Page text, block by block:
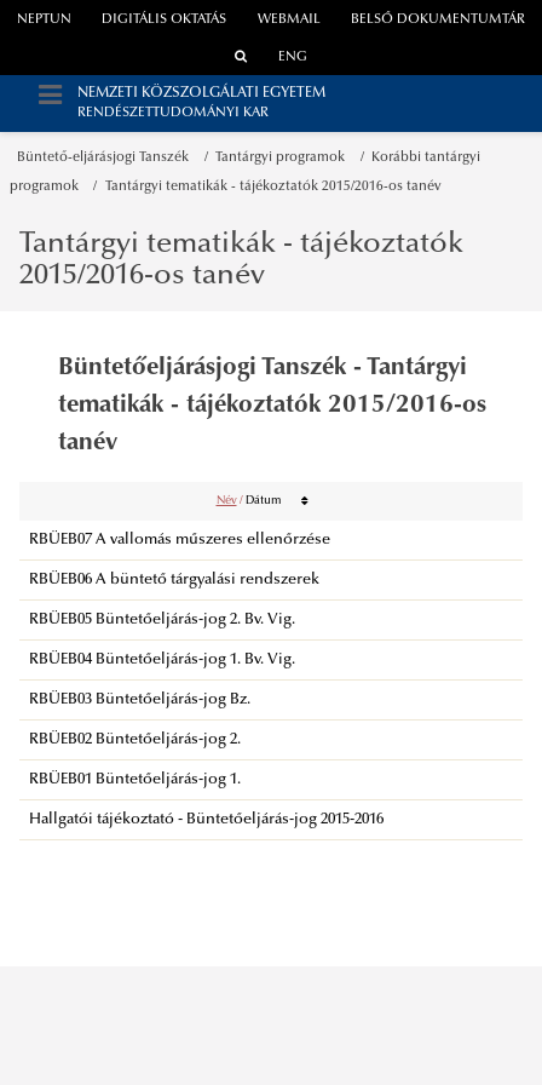
WEBMAIL
NEPTUN DIGITÁLIS OKTATÁS BELSŐ DOKUMENTUMTÁR
ENG
NEMZETI KÖZSZOLGÁLATI EGYETEM
RENDÉSZETTUDOMÁNYI KAR
Büntető-eljárásjogi Tanszék Tantárgyi programok Korábbi tantárgyi
programok Tantárgyi tematikák - tájékoztatók 2015/2016-os tanév
Tantárgyi tematikák - tájékoztatók
2015/2016-os tanév
Büntetőeljárásjogi Tanszék - Tantárgyi
tematikák - tájékoztatók 2015/2016-os
tanév
Név/ Dátum
RBÜEB07 A vallomás műszeres ellenőrzése
RBÜEB06 A büntető tárgyalási rendszerek
RBÜEB05 Büntetőeljárás-jog 2. Bv. Vig.
RBÜEB04 Büntetőeljárás-jog 1. Bv. Vig.
RBÜEB03 Büntetőeljárás-jog Bz.
RBÜEB02 Büntetőeljárás-jog 2.
RBÜEB01 Büntetőeljárás-jog 1.
Hallgatói tájékoztató - Büntetőeljárás-jog 2015-2016